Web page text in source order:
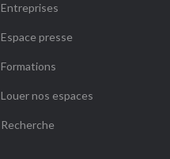
Entreprises
Espace presse
Formations
Louer nos espaces
Recherche